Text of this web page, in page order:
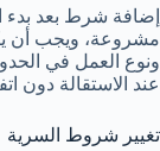
إضافة شرط بعد بدء
مشروعة، ويجب أن
ونوع العمل في
عند الاستقالة دون
تغيير شروط السرية